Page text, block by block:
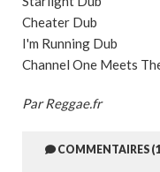
Cheater Dub
I'm Running Dub
Channel One Meets
Par Reggae.fr
COMMENTAIRES